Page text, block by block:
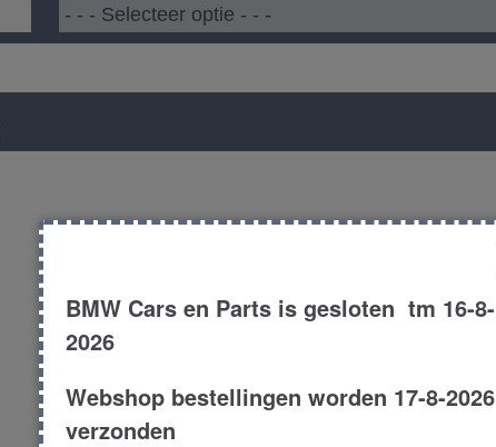
BMW Cars en Parts is gesloten tm 16-8-
2026
Webshop bestellingen worden 17-8-2026
verzonden